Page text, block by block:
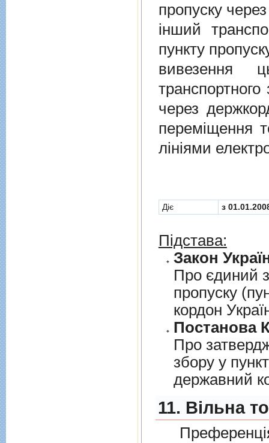
пропуску
iнший
пункту
вивезення
через
перемiщення
лiнiями
Діє з
Підстава:
Закон
Про єдиний
пропуску
кордон
Постанова
Про
збору у
державний
11. Вільна